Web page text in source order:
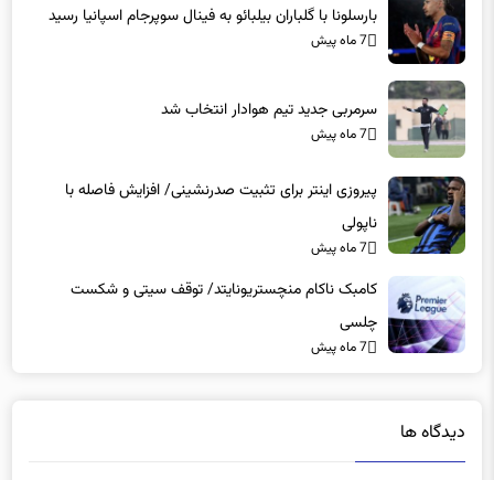
بارسلونا با گلباران بیلبائو به فینال سوپرجام اسپانیا رسید
7 ماه پیش
سرمربی جدید تیم هوادار انتخاب شد
7 ماه پیش
پیروزی اینتر برای تثبیت صدرنشینی/ افزایش فاصله با
ناپولی
7 ماه پیش
کامبک ناکام منچستریونایتد/ توقف سیتی و شکست
چلسی
7 ماه پیش
دیدگاه ها